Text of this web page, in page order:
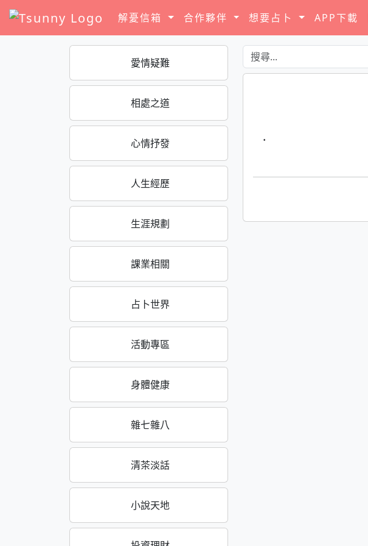
解憂信箱 合作夥伴 想要占卜 APP下載
愛情疑難
相處之道
心情抒發
人生經歷
生涯規劃
課業相關
占卜世界
活動專區
身體健康
雜七雜八
清茶淡話
小說天地
·